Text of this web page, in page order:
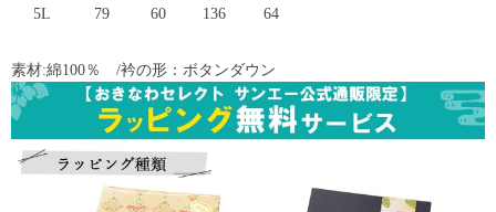
5L
79 60 136 64
素材:綿100％ /衿の形：ボタンダウン